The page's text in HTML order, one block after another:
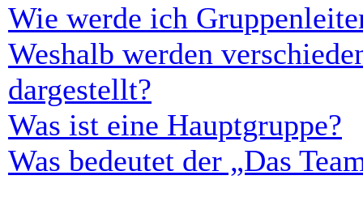
Wie werde ich
Weshalb werden
dargestellt?
Was ist eine Hauptgruppe?
Was bedeutet der „Das